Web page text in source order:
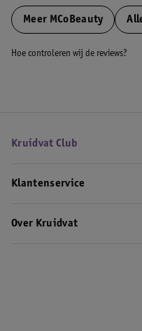
Meer MCoBeauty
Hoe controleren wij de reviews?
Kruidvat Club
Klantenservice
Over Kruidvat